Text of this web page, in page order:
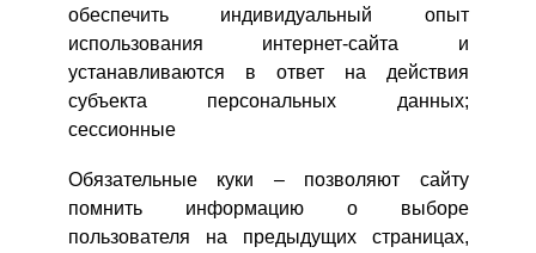
обеспечить индивидуальный опыт
использования интернет-сайта и
устанавливаются в ответ на действия
субъекта персональных данных;
сессионные
Обязательные куки – позволяют сайту
помнить информацию о выборе
пользователя на предыдущих страницах,